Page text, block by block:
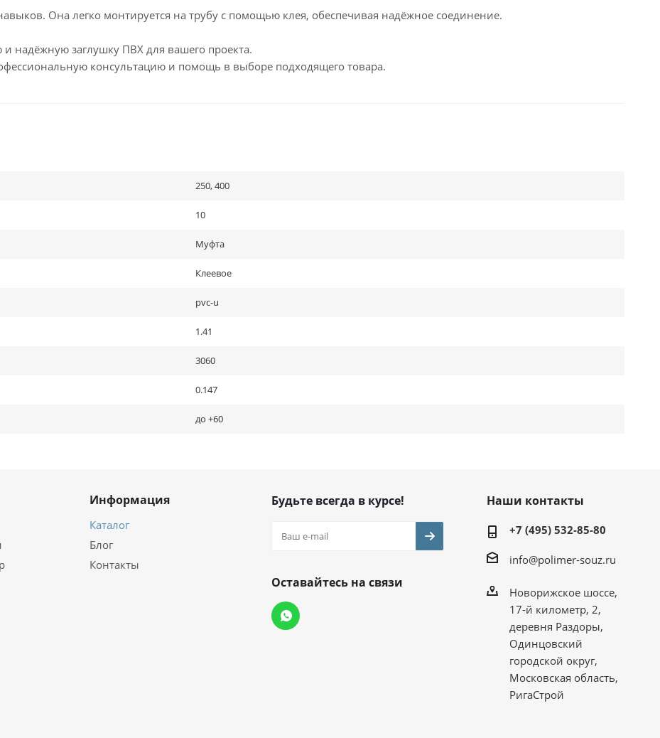
Она легко монтируется на трубу с помощью клея, обеспечивая надёжное соединение.
надёжную заглушку ПВХ для вашего проекта.
консультацию и помощь в выборе подходящего товара.
250, 400
10
Муфта
Клеевое
pvc-u
1.41
3060
0.147
до +60
Информация
Каталог
Блог
Контакты
Будьте всегда в курсе!
Оставайтесь на связи
Наши контакты
+7 (495) 532-85-80
info@polimer-souz.ru
Новорижское шоссе,
17-й километр, 2,
деревня Раздоры,
Одинцовский
городской округ,
Московская область,
РигаСтрой